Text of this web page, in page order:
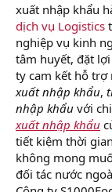
xuất nhập khẩu
dịch vụ Logistics
nghiệp vụ kinh
tâm huyết, đặt
ty cam kết hỗ trợ
xuất nhập khẩu,
nhập khẩu với
xuất nhập khẩu
tiết kiệm thời
không mong
đối tác nước